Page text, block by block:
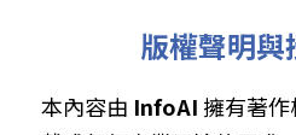
版權聲明與
本內容由 InfoAI 擁有著